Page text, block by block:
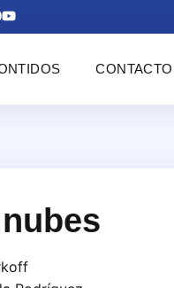
CONTACTO